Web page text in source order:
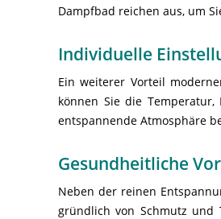
Dampfbad reichen aus, um
Individuelle
Ein weiterer Vorteil
können Sie die
entspannende Atmosphäre
Gesundheitliche
Neben der reinen
gründlich von Schmutz und